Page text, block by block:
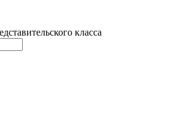
класса